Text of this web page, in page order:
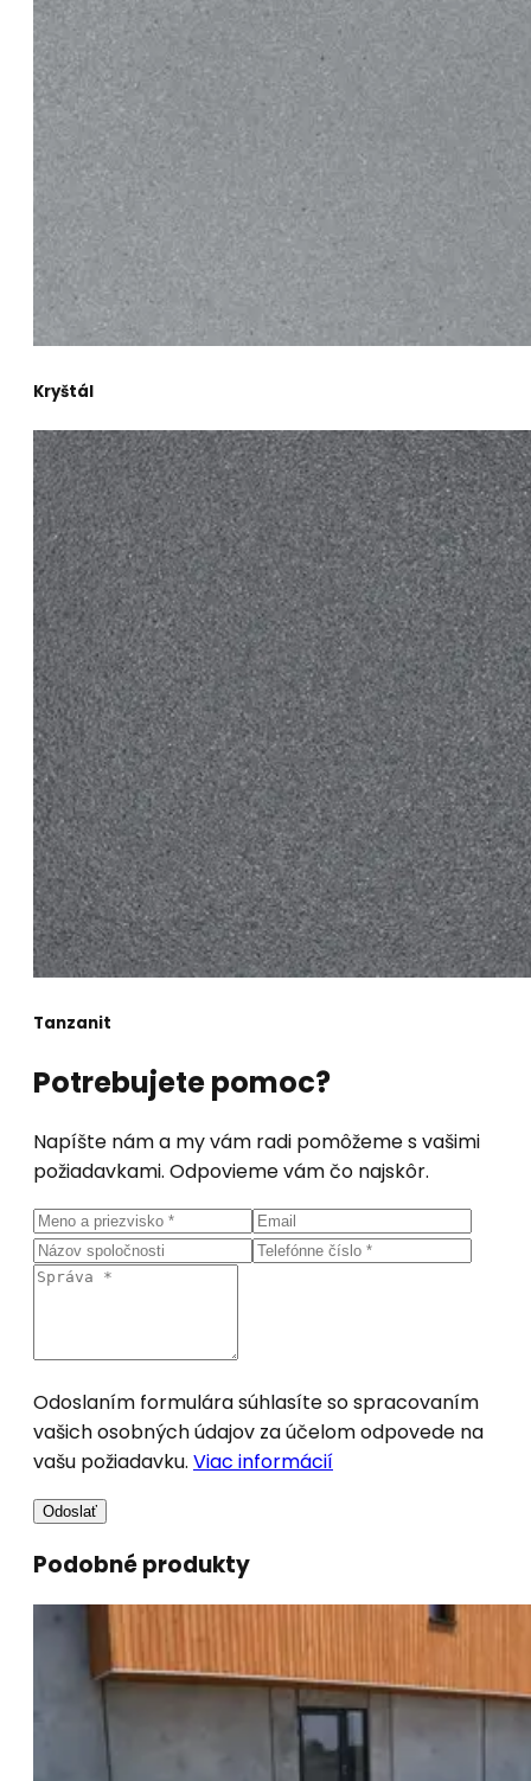
Kryštál
Tanzanit
Potrebujete pomoc?
Napíšte nám a my vám radi pomôžeme s vašimi
požiadavkami. Odpovieme vám čo najskôr.
Odoslaním formulára súhlasíte so spracovaním
vašich osobných údajov za účelom odpovede na
vašu požiadavku. Viac informácií
Odoslať
Podobné produkty